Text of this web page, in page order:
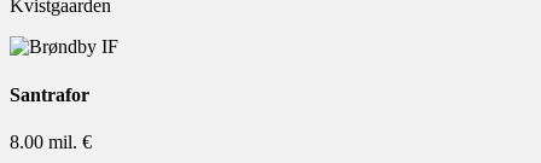
Kvistgaarden
Santrafor
8.00 mil. €